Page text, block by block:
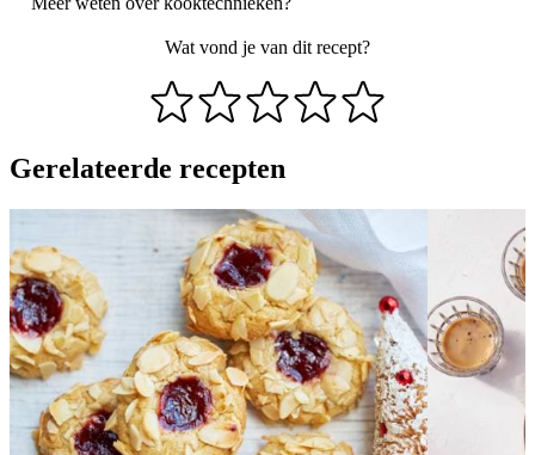
Wat vond je van dit recept?
Gerelateerde recepten